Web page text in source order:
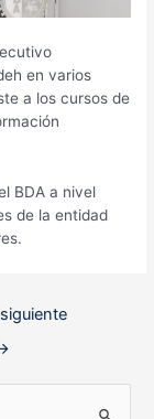
en varios
a los cursos de
BDA a nivel
de la entidad